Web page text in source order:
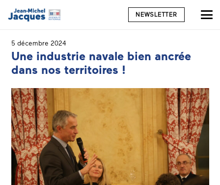
NEWSLETTER
5 décembre 2024
Une industrie navale bien ancrée
dans nos territoires !